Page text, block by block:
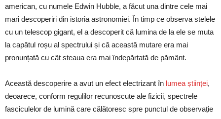
american, cu numele Edwin Hubble, a făcut una dintre cele mai
mari descoperiri din istoria astronomiei. În timp ce observa stelele
cu un telescop gigant, el a descoperit că lumina de la ele se muta
la capătul roșu al spectrului și că această mutare era mai
pronunțată cu cât steaua era mai îndepărtată de pământ.
Această descoperire a avut un efect electrizant în lumea științei,
deoarece, conform regulilor recunoscute ale fizicii, spectrele
fasciculelor de lumină care călătoresc spre punctul de observație